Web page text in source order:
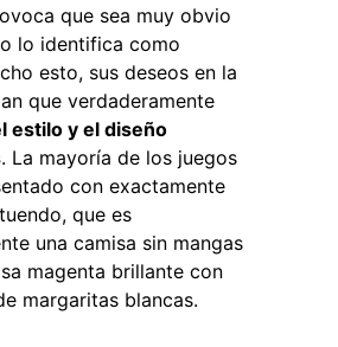
que sea muy obvio
lo identifica como
esto, sus deseos en la
que verdaderamente
estilo y el diseño
. La mayoría de los juegos
con exactamente
que es
una camisa sin mangas
magenta brillante con
margaritas blancas.